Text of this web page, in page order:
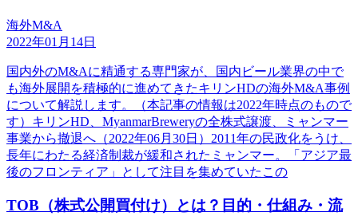
海外M&A
2022年01月14日
国内外のM&Aに精通する専門家が、国内ビール業界の中で
も海外展開を積極的に進めてきたキリンHDの海外M&A事例
について解説します。（本記事の情報は2022年時点のもので
す）キリンHD、MyanmarBreweryの全株式譲渡、ミャンマー
事業から撤退へ（2022年06月30日）2011年の民政化をうけ、
長年にわたる経済制裁が緩和されたミャンマー。「アジア最
後のフロンティア」として注目を集めていたこの
TOB（株式公開買付け）とは？目的・仕組み・流